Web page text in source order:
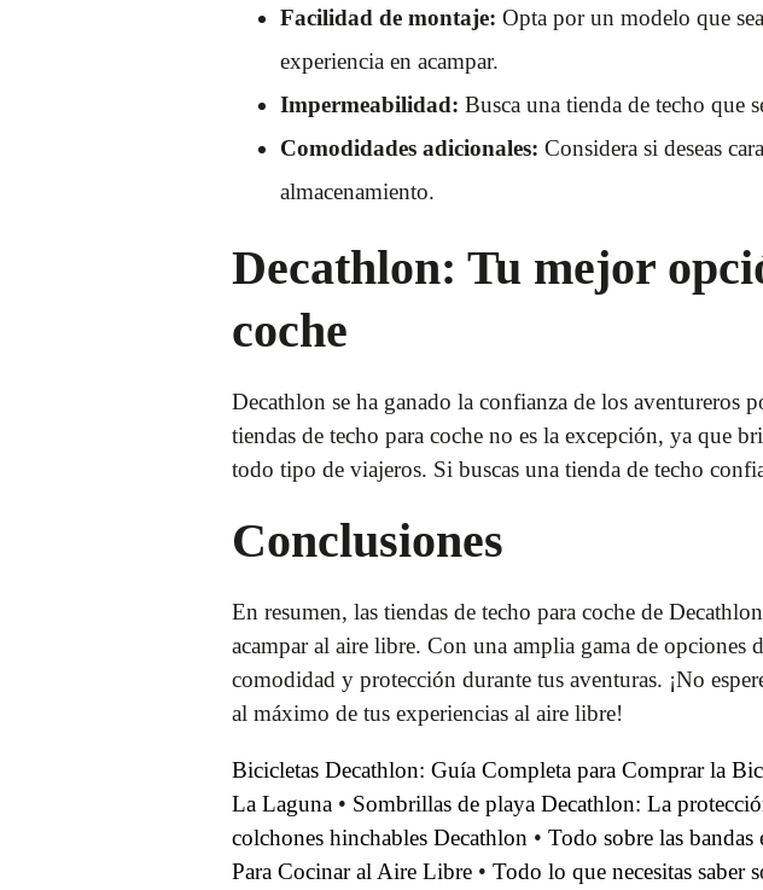
Facilidad de montaje: Opta por un modelo que
experiencia en acampar.
Impermeabilidad: Busca una tienda de techo que
Comodidades adicionales: Considera si deseas
almacenamiento.
Decathlon: Tu mejor
coche
Decathlon se ha ganado la confianza de los aventureros
tiendas de techo para coche no es la excepción, ya que
todo tipo de viajeros. Si buscas una tienda de techo
Conclusiones
En resumen, las tiendas de techo para coche de
acampar al aire libre. Con una amplia gama de opciones
comodidad y protección durante tus aventuras. ¡No
al máximo de tus experiencias al aire libre!
Bicicletas Decathlon: Guía Completa para Comprar la
La Laguna • Sombrillas de playa Decathlon: La
colchones hinchables Decathlon • Todo sobre las bandas
Para Cocinar al Aire Libre • Todo lo que necesitas saber